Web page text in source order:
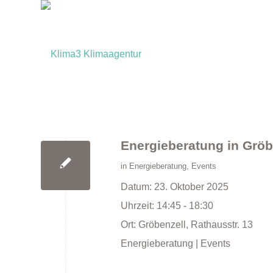
Energieberatung in
in Energieberatung, Events
Datum: 23. Oktober 2025
Uhrzeit: 14:45 - 18:30
Ort: Gröbenzell, Rathausstr. 13
Energieberatung | Events